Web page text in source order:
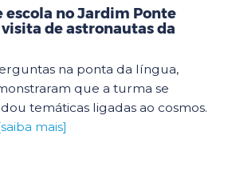
escola no Jardim Ponte
de astronautas da
na ponta da língua,
que a turma se
temáticas ligadas ao cosmos.
mais]